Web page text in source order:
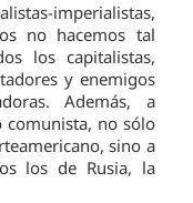
imperialistas,
no hacemos tal
los capitalistas,
y enemigos
Además, a
no sólo
sino a
los de Rusia, la